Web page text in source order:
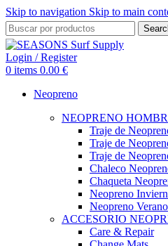
Skip to navigation Skip to main
Login / Register
0 items 0.00 €
Neopreno
NEOPRENO
Traje de
Traje de
Traje de
Chaleco
Chaqueta
Neopreno
Neopreno Verano
ACCESORIO
Care & Repair